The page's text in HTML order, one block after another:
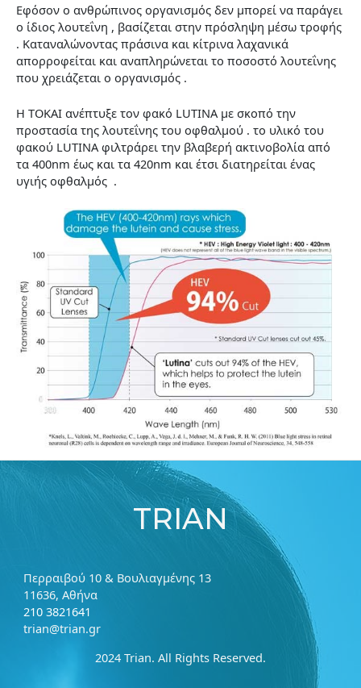
Εφόσον ο ανθρώπινος οργανισμός δεν μπορεί να παράγει
ο ίδιος λουτεΐνη , βασίζεται στην πρόσληψη μέσω τροφής
. Καταναλώνοντας πράσινα και κίτρινα λαχανικά
απορροφείται και αναπληρώνεται το ποσοστό λουτεΐνης
που χρειάζεται ο οργανισμός .
Η ΤΟΚΑΙ ανέπτυξε τον φακό LUTINA με σκοπό την
προστασία της λουτεΐνης του οφθαλμού . το υλικό του
φακού LUTINA φιλτράρει την βλαβερή ακτινοβολία από
τα 400nm έως και τα 420nm και έτσι διατηρείται ένας
υγιής οφθαλμός .
TRIAN
Περραιβού 10 & Βουλιαγμένης 13
11636, Αθήνα
210 3821641
trian@trian.gr
2024 Trian. All Rights Reserved.